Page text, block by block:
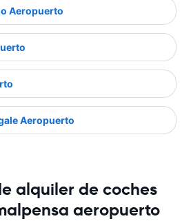
Aeropuerto
Aeropuerto
alquiler de coches
aeropuerto